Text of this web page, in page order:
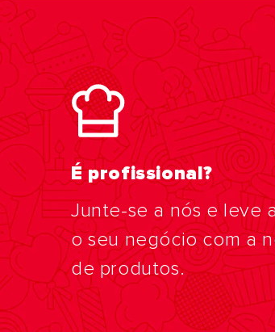
É profissional?
Junte-se a nós e leve
o seu negócio com a
de produtos.